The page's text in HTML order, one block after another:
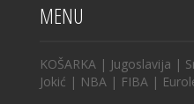
MENU
KOŠARKA | Jugoslavija |
Jokić | NBA | FIBA |